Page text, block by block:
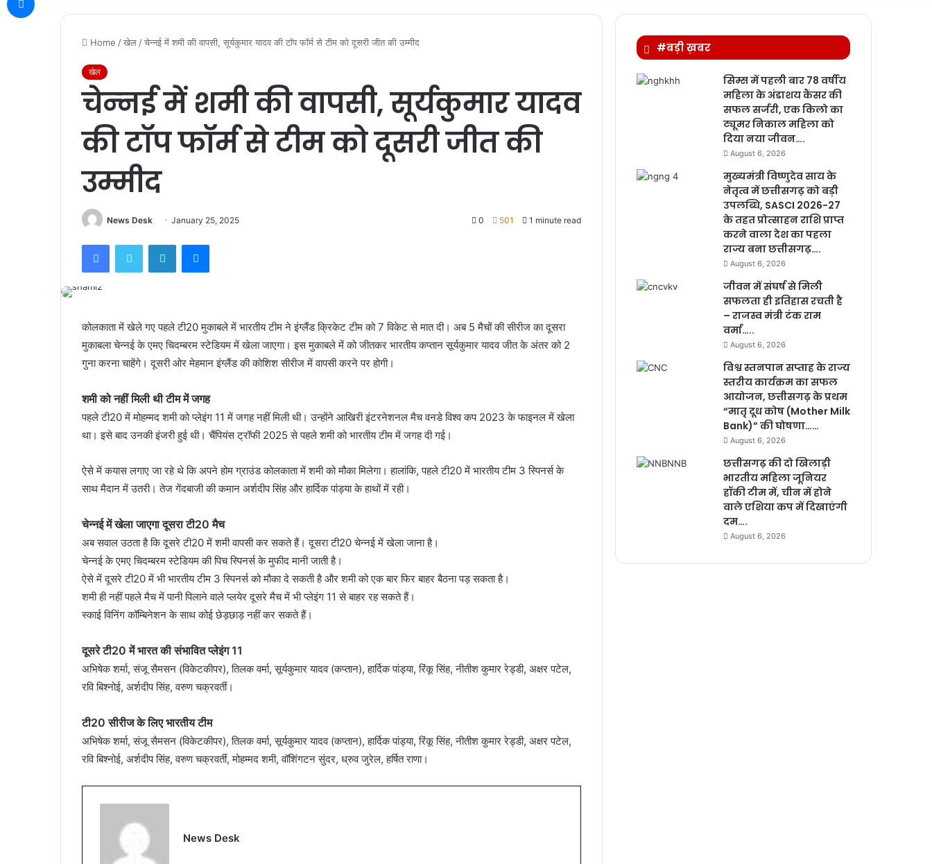
Home /खेल /चेन्‍नई में शमी की वापसी, सूर्यकुमार यादव की टॉप फॉर्म से टीम को दूसरी जीत की उम्मीद
खेल
चेन्‍नई में शमी की वापसी, सूर्यकुमार यादव
की टॉप फॉर्म से टीम को दूसरी जीत की
उम्मीद
News Desk January 25, 2025 0 501 1 minute read
कोलकाता में खेले गए पहले टी20 मुकाबले में भारतीय टीम ने इंग्‍लैंड क्रिकेट टीम को 7 विकेट से मात दी। अब 5 मैचों की सीरीज का दूसरा
मुकाबला चेन्‍नई के एमए चिदम्बरम स्टेडियम में खेला जाएगा। इस मुकाबले में को जीतकर भारतीय कप्‍तान सूर्यकुमार यादव जीत के अंतर को 2
गुना करना चाहेंगे। दूसरी ओर मेहमान इंग्‍लैंड की कोशिश सीरीज में वापसी करने पर होगी।
शमी को नहीं मिली थी टीम में जगह
पहले टी20 में मोहम्‍मद शमी को प्‍लेइंग 11 में जगह नहीं मिली थी। उन्‍होंने आखिरी इंटरनेशनल मैच वनडे विश्‍व कप 2023 के फाइनल में खेला
था। इसे बाद उनकी इंजरी हुई थी। चैंपियंस ट्रॉफी 2025 से पहले शमी को भारतीय टीम में जगह दी गई।
ऐसे में कयास लगाए जा रहे थे कि अपने होम ग्राउंड कोलकाता में शमी को मौका मिलेगा। हालांकि, पहले टी20 में भारतीय टीम 3 स्पिनर्स के
साथ मैदान में उतरी। तेज गेंदबाजी की कमान अर्शदीप सिंह और हार्दिक पांड्या के हाथों में रही।
चेन्‍नई में खेला जाएगा दूसरा टी20 मैच
अब सवाल उठता है कि दूसरे टी20 में शमी वापसी कर सकते हैं। दूसरा टी20 चेन्‍नई में खेला जाना है।
चेन्‍नई के एमए चिदम्बरम स्टेडियम की पिच स्पिनर्स के मुफीद मानी जाती है।
ऐसे में दूसरे टी20 में भी भारतीय टीम 3 स्पिनर्स को मौका दे सकती है और शमी को एक बार फिर बाहर बैठना पड़ सकता है।
शमी ही नहीं पहले मैच में पानी पिलाने वाले प्‍लयेर दूसरे मैच में भी प्‍लेइंग 11 से बाहर रह सकते हैं।
स्‍काई विनिंग कॉम्बिनेशन के साथ कोई छेड़छाड़ नहीं कर सकते हैं।
दूसरे टी20 में भारत की संभावित प्‍लेइंग 11
अभिषेक शर्मा, संजू सैमसन (विकेटकीपर), तिलक वर्मा, सूर्यकुमार यादव (कप्तान), हार्दिक पांड्या, रिंकू सिंह, नीतीश कुमार रेड्डी, अक्षर पटेल,
रवि बिश्नोई, अर्शदीप सिंह, वरुण चक्रवर्ती।
टी20 सीरीज के लिए भारतीय टीम
अभिषेक शर्मा, संजू सैमसन (विकेटकीपर), तिलक वर्मा, सूर्यकुमार यादव (कप्तान), हार्दिक पांड्या, रिंकू सिंह, नीतीश कुमार रेड्डी, अक्षर पटेल,
रवि बिश्नोई, अर्शदीप सिंह, वरुण चक्रवर्ती, मोहम्मद शमी, वॉशिंगटन सुंदर, ध्रुव जुरेल, हर्षित राणा।
News Desk
#बड़ी ख़बर
सिम्स में पहली बार 78 वर्षीय
महिला के अंडाशय कैंसर की
सफल सर्जरी, एक किलो का
ट्यूमर निकाल महिला को
दिया नया जीवन….
August 6, 2026
मुख्यमंत्री विष्णुदेव साय के
नेतृत्व में छत्तीसगढ़ को बड़ी
उपलब्धि, SASCI 2026-27
के तहत प्रोत्साहन राशि प्राप्त
करने वाला देश का पहला
राज्य बना छत्तीसगढ़….
August 6, 2026
जीवन में संघर्ष से मिली
सफलता ही इतिहास रचती है
– राजस्व मंत्री टंक राम
वर्मा…..
August 6, 2026
विश्व स्तनपान सप्ताह के राज्य
स्तरीय कार्यक्रम का सफल
आयोजन, छत्तीसगढ़ के प्रथम
“मातृ दूध कोष (Mother Milk
Bank)” की घोषणा……
August 6, 2026
छत्तीसगढ़ की दो खिलाड़ी
भारतीय महिला जूनियर
हॉकी टीम में, चीन में होने
वाले एशिया कप में दिखाएंगी
दम….
August 6, 2026